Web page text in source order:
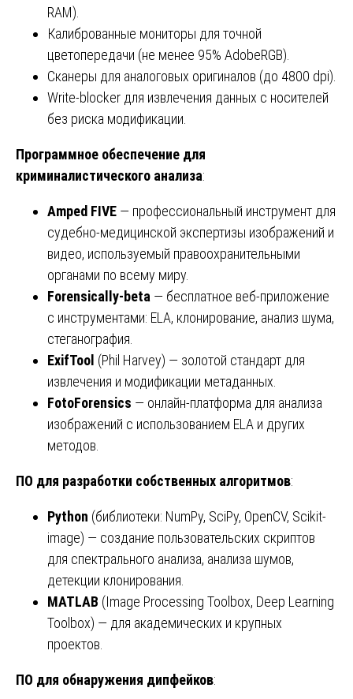
RAM).
Калиброванные мониторы для точной
цветопередачи (не менее 95% AdobeRGB).
Сканеры для аналоговых оригиналов (до 4800 dpi).
Write-blocker для извлечения данных с носителей
без риска модификации.
Программное обеспечение для
криминалистического анализа:
Amped FIVE — профессиональный инструмент для
судебно-медицинской экспертизы изображений и
видео, используемый правоохранительными
органами по всему миру.
Forensically-beta — бесплатное веб-приложение
с инструментами: ELA, клонирование, анализ шума,
стеганография.
ExifTool (Phil Harvey) — золотой стандарт для
извлечения и модификации метаданных.
FotoForensics — онлайн-платформа для анализа
изображений с использованием ELA и других
методов.
ПО для разработки собственных алгоритмов:
Python (библиотеки: NumPy, SciPy, OpenCV, Scikit-
image) — создание пользовательских скриптов
для спектрального анализа, анализа шумов,
детекции клонирования.
MATLAB (Image Processing Toolbox, Deep Learning
Toolbox) — для академических и крупных
проектов.
ПО для обнаружения дипфейков: